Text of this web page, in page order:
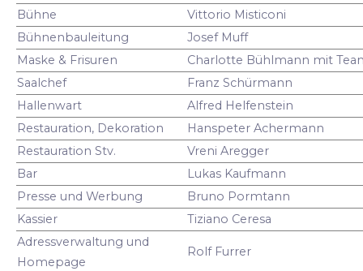
Bühne
Vittorio Misticoni
Bühnenbauleitung
Josef Muff
Maske & Frisuren
Charlotte Bühlmann mit
Saalchef
Franz Schürmann
Hallenwart
Alfred Helfenstein
Restauration, Dekoration
Hanspeter Achermann
Restauration Stv.
Vreni Aregger
Bar
Lukas Kaufmann
Presse und Werbung
Bruno Pormtann
Kassier
Tiziano Ceresa
Adressverwaltung und
Homepage
Rolf Furrer